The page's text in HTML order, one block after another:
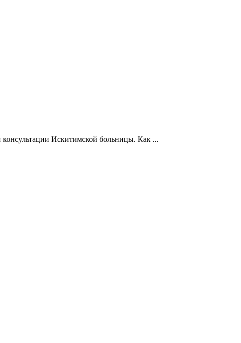
Искитимской больницы. Как ...